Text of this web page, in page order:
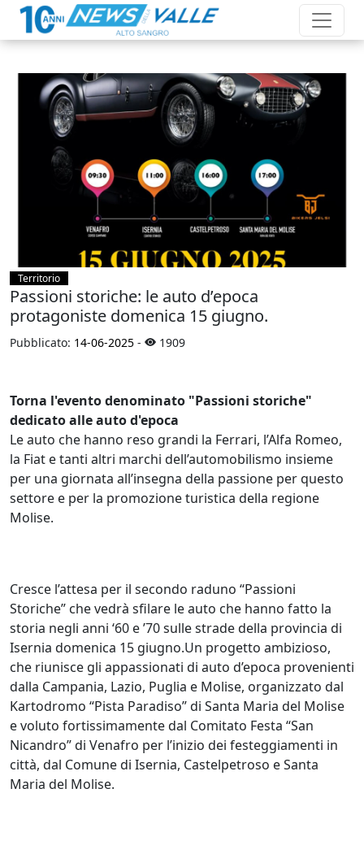
Territorio
Passioni storiche: le auto d’epoca
protagoniste domenica 15 giugno.
Pubblicato: 14-06-2025 - 1909
Torna l'evento denominato "Passioni storiche"
dedicato alle auto d'epoca
Le auto che hanno reso grandi la Ferrari, l’Alfa Romeo,
la Fiat e tanti altri marchi dell’automobilismo insieme
per una giornata all’insegna della passione per questo
settore e per la promozione turistica della regione
Molise.
Cresce l’attesa per il secondo raduno “Passioni
Storiche” che vedrà sfilare le auto che hanno fatto la
storia negli anni ‘60 e ’70 sulle strade della provincia di
Isernia domenica 15 giugno.Un progetto ambizioso,
che riunisce gli appassionati di auto d’epoca provenienti
dalla Campania, Lazio, Puglia e Molise, organizzato dal
Kartodromo “Pista Paradiso” di Santa Maria del Molise
e voluto fortissimamente dal Comitato Festa “San
Nicandro” di Venafro per l’inizio dei festeggiamenti in
città, dal Comune di Isernia, Castelpetroso e Santa
Maria del Molise.